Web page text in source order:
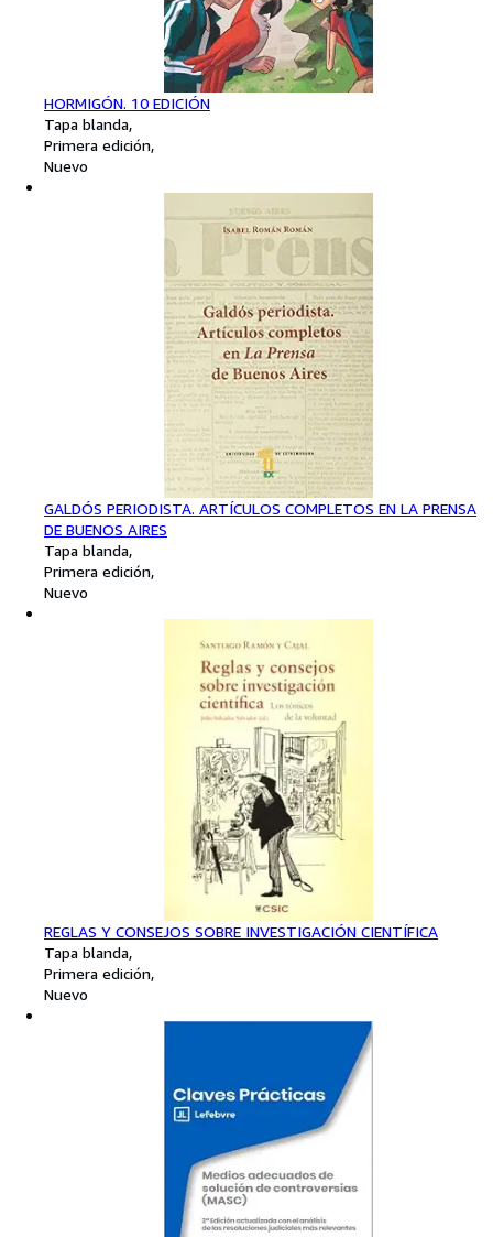
HORMIGÓN. 10 EDICIÓN
Tapa blanda
Primera edición
Nuevo
GALDÓS PERIODISTA. ARTÍCULOS COMPLETOS EN LA PRENSA
DE BUENOS AIRES
Tapa blanda
Primera edición
Nuevo
REGLAS Y CONSEJOS SOBRE INVESTIGACIÓN CIENTÍFICA
Tapa blanda
Primera edición
Nuevo